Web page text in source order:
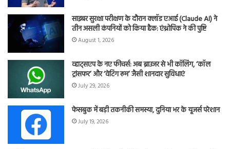
साइबर सुरक्षा परीक्षण के दौरान क्लॉड एआई (Claude AI) ने
तीन असली कंपनियों को किया हैक: एंथ्रोपिक ने की पुष्टि
August 1, 2026
व्हाट्सएप के नए फीचर्स: अब ब्राउजर से भी कॉलिंग, ‘कॉल
ट्रांसफर’ और ‘वेटिंग रूम’ जैसी शानदार सुविधाएं
July 29, 2026
फेसबुक में बड़ी तकनीकी समस्या, दुनिया भर के यूजर्स परेशान
July 19, 2026